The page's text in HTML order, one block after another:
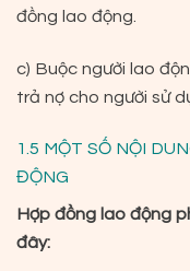
đồng lao động.
c) Buộc người lao
trả nợ cho người sử
1.5 MỘT SỐ NỘI
ĐỘNG
Hợp đồng lao động
đây: